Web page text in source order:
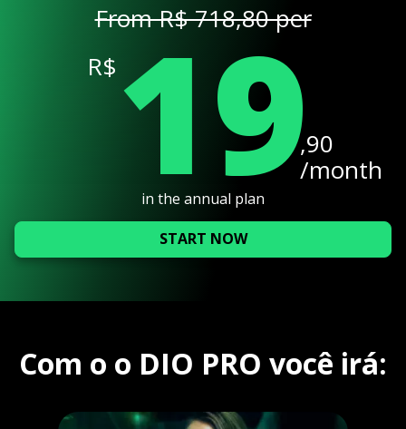
From R$ 718,80 per
R$ 19,90
/month
in the annual plan
START NOW
Com o o DIO PRO você irá: